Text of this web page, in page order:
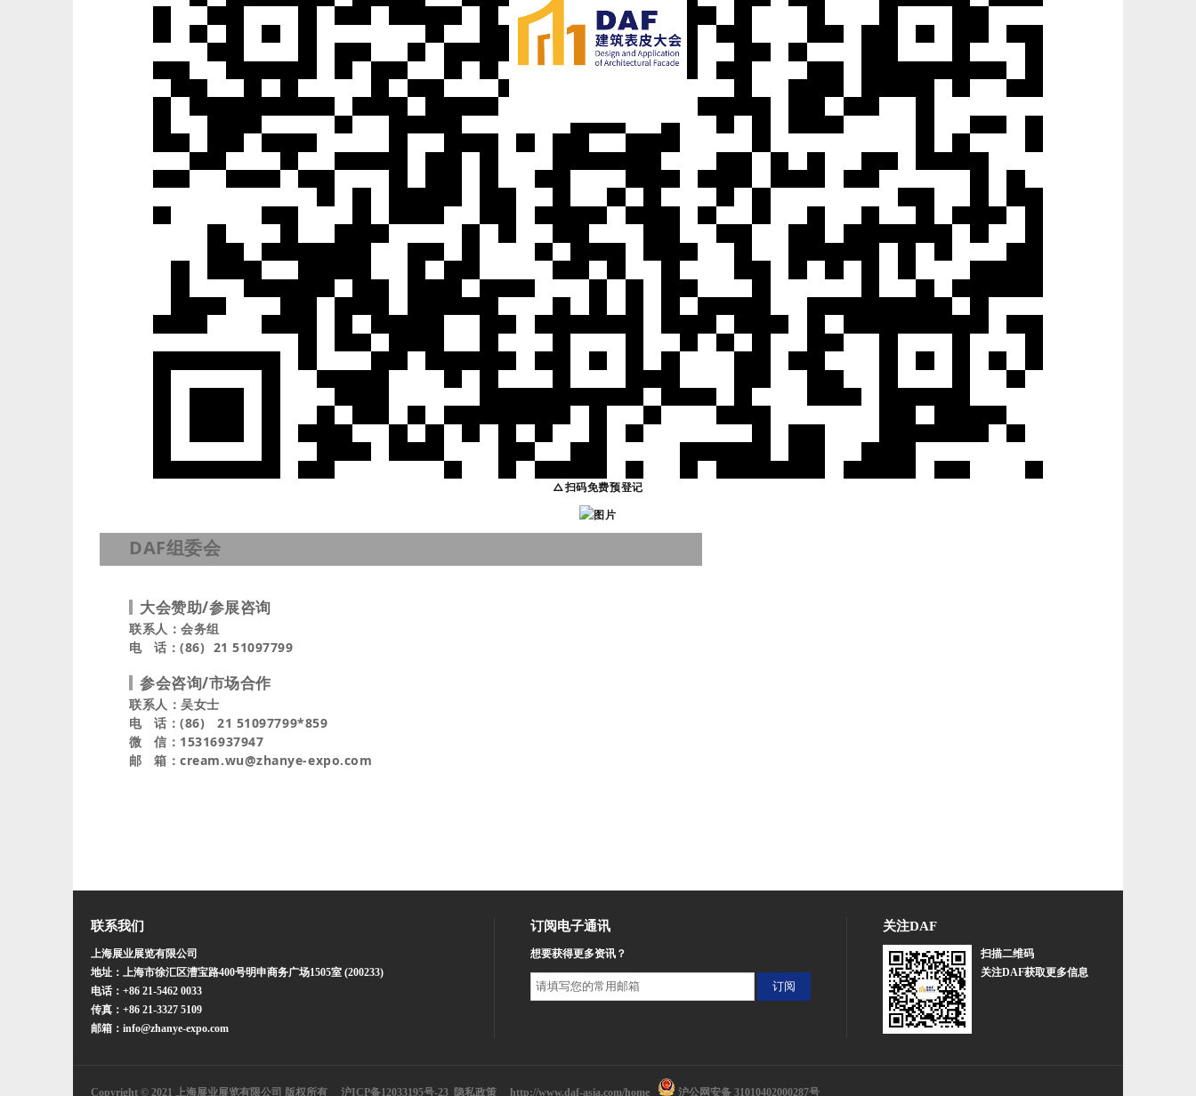
△扫码免费预登记
DAF组委会
大会赞助/参展咨询
联系人：会务组
电 话：(86) 21 51097799
参会咨询/市场合作
联系人：吴女士
电 话：(86) 21 51097799*859
微 信：15316937947
邮 箱：cream.wu@zhanye-expo.com
联系我们
上海展业展览有限公司
地址：上海市徐汇区漕宝路400号明申商务广场1505室 (200233)
电话：+86 21-5462 0033
传真：+86 21-3327 5109
邮箱：info@zhanye-expo.com
订阅电子通讯
想要获得更多资讯？
关注DAF
扫描二维码
关注DAF获取更多信息
Copyright © 2021 上海展业展览有限公司 版权所有 沪ICP备12033195号-23 隐私政策 http://www.daf-asia.com/home 沪公网安备 31010402000287号